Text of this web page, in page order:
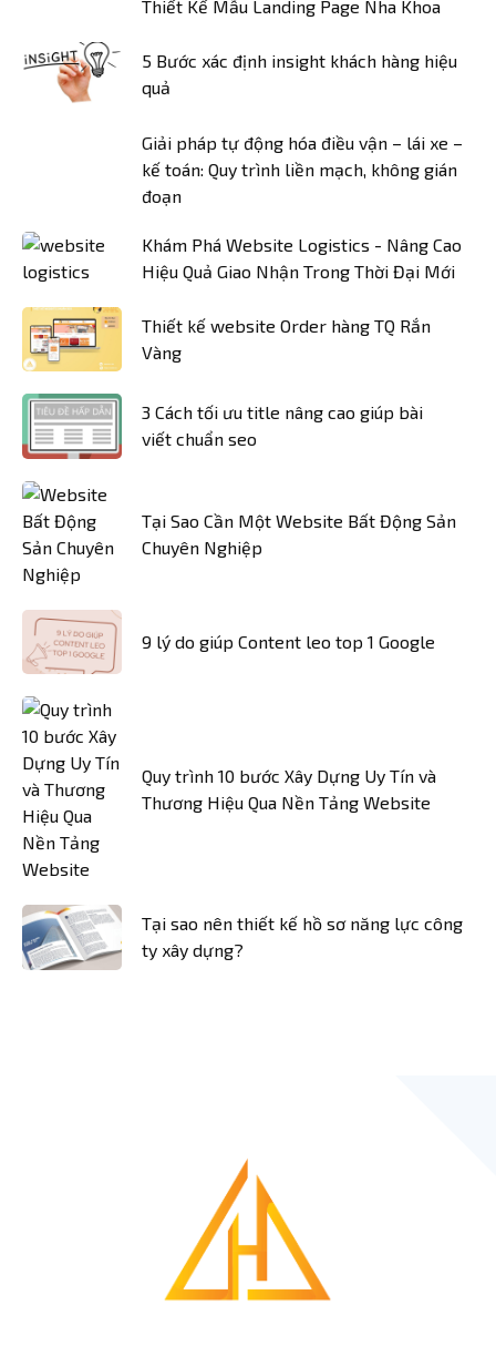
Thiết Kế Mẫu Landing Page Nha Khoa
5 Bước xác định insight khách hàng hiệu
quả
Giải pháp tự động hóa điều vận – lái xe –
kế toán: Quy trình liền mạch, không gián
đoạn
Khám Phá Website Logistics - Nâng Cao
Hiệu Quả Giao Nhận Trong Thời Đại Mới
Thiết kế website Order hàng TQ Rắn
Vàng
3 Cách tối ưu title nâng cao giúp bài
viết chuẩn seo
Tại Sao Cần Một Website Bất Động Sản
Chuyên Nghiệp
9 lý do giúp Content leo top 1 Google
Quy trình 10 bước Xây Dựng Uy Tín và
Thương Hiệu Qua Nền Tảng Website
Tại sao nên thiết kế hồ sơ năng lực công
ty xây dựng?